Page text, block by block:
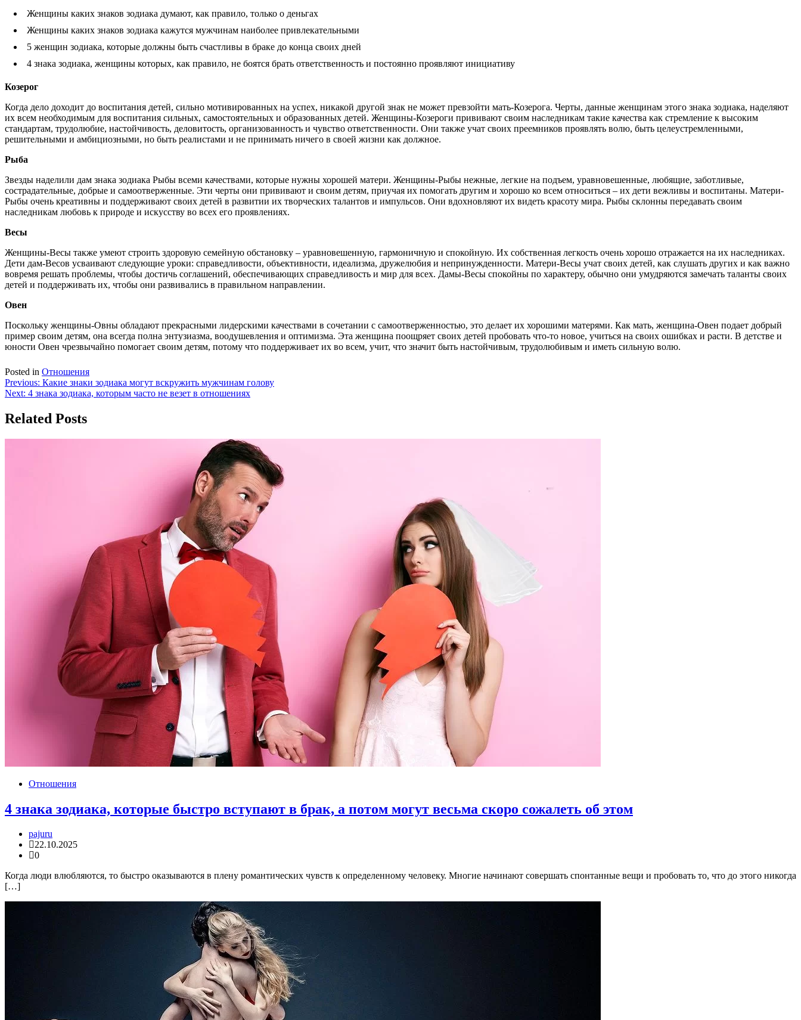
Женщины каких знаков зодиака думают, как правило, только о деньгах
Женщины каких знаков зодиака кажутся мужчинам наиболее привлекательными
5 женщин зодиака, которые должны быть счастливы в браке до конца своих дней
4 знака зодиака, женщины которых, как правило, не боятся брать ответственность и постоянно проявляют инициативу
Козерог
Когда дело доходит до воспитания детей, сильно мотивированных на успех, никакой другой знак не может превзойти мать-Козерога. Черты, данные женщинам этого знака зодиака, наделяют
их всем необходимым для воспитания сильных, самостоятельных и образованных детей. Женщины-Козероги прививают своим наследникам такие качества как стремление к высоким
стандартам, трудолюбие, настойчивость, деловитость, организованность и чувство ответственности. Они также учат своих преемников проявлять волю, быть целеустремленными,
решительными и амбициозными, но быть реалистами и не принимать ничего в своей жизни как должное.
Рыба
Звезды наделили дам знака зодиака Рыбы всеми качествами, которые нужны хорошей матери. Женщины-Рыбы нежные, легкие на подъем, уравновешенные, любящие, заботливые,
сострадательные, добрые и самоотверженные. Эти черты они прививают и своим детям, приучая их помогать другим и хорошо ко всем относиться – их дети вежливы и воспитаны. Матери-
Рыбы очень креативны и поддерживают своих детей в развитии их творческих талантов и импульсов. Они вдохновляют их видеть красоту мира. Рыбы склонны передавать своим
наследникам любовь к природе и искусству во всех его проявлениях.
Весы
Женщины-Весы также умеют строить здоровую семейную обстановку – уравновешенную, гармоничную и спокойную. Их собственная легкость очень хорошо отражается на их наследниках.
Дети дам-Весов усваивают следующие уроки: справедливости, объективности, идеализма, дружелюбия и непринужденности. Матери-Весы учат своих детей, как слушать других и как важно
вовремя решать проблемы, чтобы достичь соглашений, обеспечивающих справедливость и мир для всех. Дамы-Весы спокойны по характеру, обычно они умудряются замечать таланты своих
детей и поддерживать их, чтобы они развивались в правильном направлении.
Овен
Поскольку женщины-Овны обладают прекрасными лидерскими качествами в сочетании с самоотверженностью, это делает их хорошими матерями. Как мать, женщина-Овен подает добрый
пример своим детям, она всегда полна энтузиазма, воодушевления и оптимизма. Эта женщина поощряет своих детей пробовать что-то новое, учиться на своих ошибках и расти. В детстве и
юности Овен чрезвычайно помогает своим детям, потому что поддерживает их во всем, учит, что значит быть настойчивым, трудолюбивым и иметь сильную волю.
Posted in Отношения
Навигация
по
записям
Previous: Какие знаки зодиака могут вскружить мужчинам голову
Next: 4 знака зодиака, которым часто не везет в отношениях
Related Posts
Отношения
4 знака зодиака, которые быстро вступают в брак, а потом могут весьма скоро сожалеть об этом
pajuru
22.10.2025
0
Когда люди влюбляются, то быстро оказываются в плену романтических чувств к определенному человеку. Многие начинают совершать спонтанные вещи и пробовать то, что до этого никогда
[…]